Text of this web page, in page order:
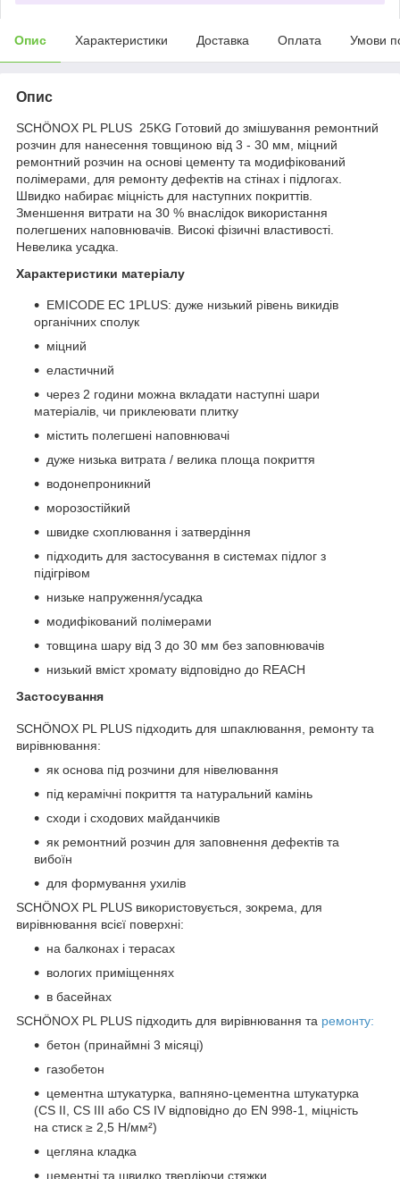
Опис Характеристики Доставка Оплата Умови
Опис
SCHÖNOX PL PLUS 25KG Готовий до змішування ремонтний
розчин для нанесення товщиною від 3 - 30 мм, міцний
ремонтний розчин на основі цементу та модифікований
полімерами, для ремонту дефектів на стінах і підлогах.
Швидко набирає міцність для наступних покриттів.
Зменшення витрати на 30 % внаслідок використання
полегшених наповнювачів. Високі фізичні властивості.
Невелика усадка.
Характеристики матеріалу
EMICODE EC 1PLUS: дуже низький рівень викидів
органічних сполук
міцний
еластичний
через 2 години можна вкладати наступні шари
матеріалів, чи приклеювати плитку
містить полегшені наповнювачі
дуже низька витрата / велика площа покриття
водонепроникний
морозостійкий
швидке схоплювання і затвердіння
підходить для застосування в системах підлог з
підігрівом
низьке напруження/усадка
модифікований полімерами
товщина шару від 3 до 30 мм без заповнювачів
низький вміст хромату відповідно до REACH
Застосування
SCHÖNOX PL PLUS підходить для шпаклювання, ремонту та
вирівнювання:
як основа під розчини для нівелювання
під керамічні покриття та натуральний камінь
сходи і сходових майданчиків
як ремонтний розчин для заповнення дефектів та
вибоїн
для формування ухилів
SCHÖNOX PL PLUS використовується, зокрема, для
вирівнювання всієї поверхні:
на балконах і терасах
вологих приміщеннях
в басейнах
SCHÖNOX PL PLUS підходить для вирівнювання та ремонту:
бетон (принаймні 3 місяці)
газобетон
цементна штукатурка, вапняно-цементна штукатурка
(CS II, CS III або CS IV відповідно до EN 998-1, міцність
на стиск ≥ 2,5 Н/мм²)
цегляна кладка
цементні та швидко твердіючи стяжки